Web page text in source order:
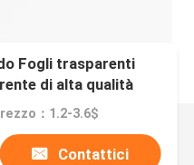
Fogli trasparenti
di alta qualità
esterno
：1.2-3.6$
Contattici